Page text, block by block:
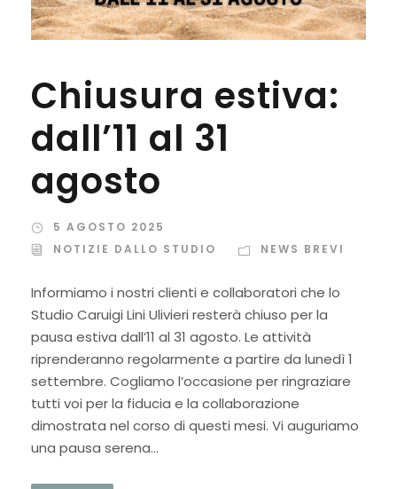
Chiusura estiva:
dall’11 al 31
agosto
5 AGOSTO 2025
NOTIZIE DALLO STUDIO
NEWS BREVI
Informiamo i nostri clienti e collaboratori che lo
Studio Caruigi Lini Ulivieri resterà chiuso per la
pausa estiva dall’11 al 31 agosto. Le attività
riprenderanno regolarmente a partire da lunedì 1
settembre. Cogliamo l’occasione per ringraziare
tutti voi per la fiducia e la collaborazione
dimostrata nel corso di questi mesi. Vi auguriamo
una pausa serena...